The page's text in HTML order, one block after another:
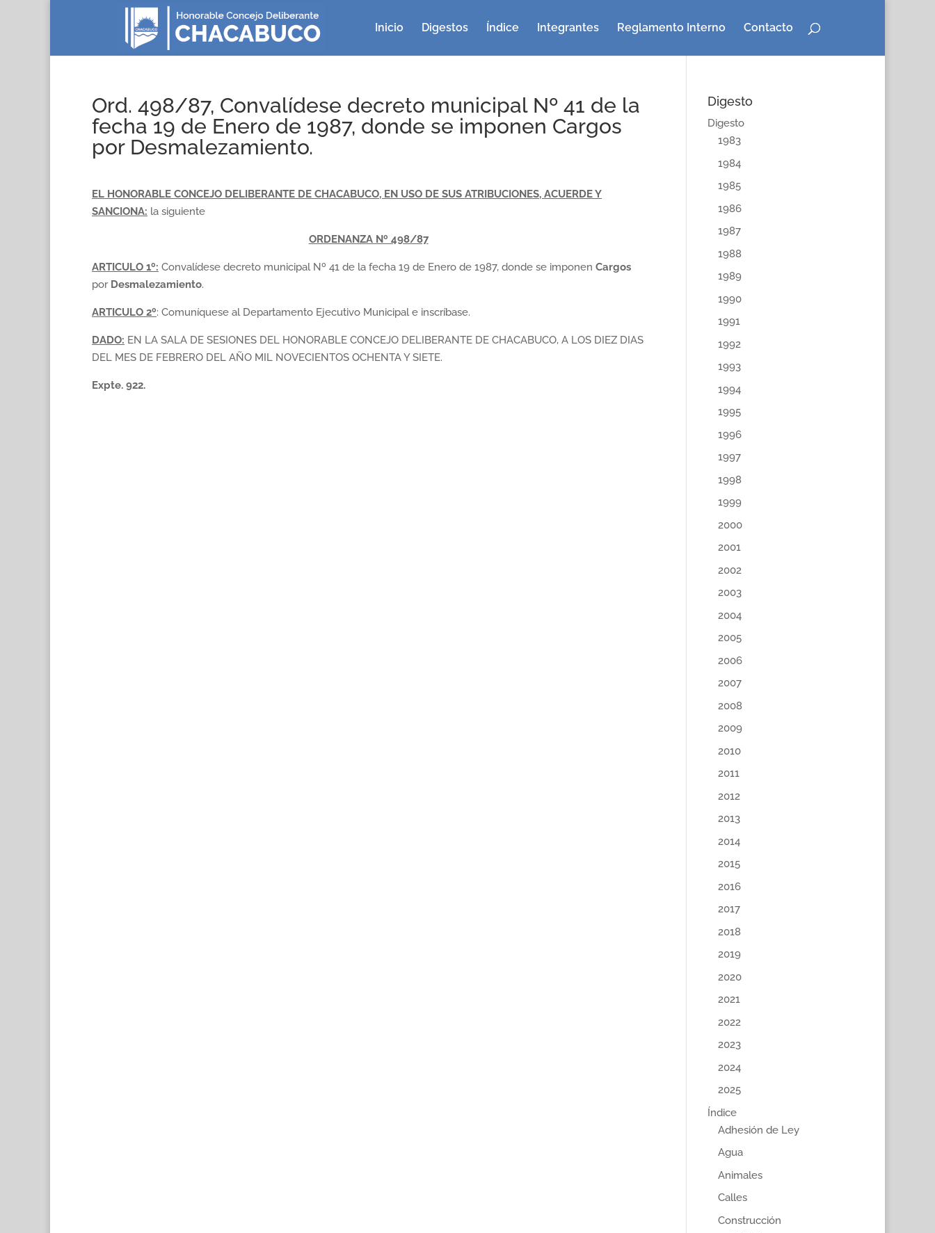
Inicio Digestos Índice Integrantes Reglamento Interno Contacto
Ord. 498/87, Convalídese decreto municipal Nº 41 de la
fecha 19 de Enero de 1987, donde se imponen Cargos
por Desmalezamiento.
EL HONORABLE CONCEJO DELIBERANTE DE CHACABUCO, EN USO DE SUS ATRIBUCIONES, ACUERDE Y
SANCIONA: la siguiente
ORDENANZA Nº 498/87
ARTICULO 1º: Convalídese decreto municipal Nº 41 de la fecha 19 de Enero de 1987, donde se imponen Cargos
por Desmalezamiento.
ARTICULO 2º: Comuníquese al Departamento Ejecutivo Municipal e inscríbase.
DADO: EN LA SALA DE SESIONES DEL HONORABLE CONCEJO DELIBERANTE DE CHACABUCO, A LOS DIEZ DIAS
DEL MES DE FEBRERO DEL AÑO MIL NOVECIENTOS OCHENTA Y SIETE.
Expte. 922.
Digesto
Digesto
1983
1984
1985
1986
1987
1988
1989
1990
1991
1992
1993
1994
1995
1996
1997
1998
1999
2000
2001
2002
2003
2004
2005
2006
2007
2008
2009
2010
2011
2012
2013
2014
2015
2016
2017
2018
2019
2020
2021
2022
2023
2024
2025
Índice
Adhesión de Ley
Agua
Animales
Calles
Construcción